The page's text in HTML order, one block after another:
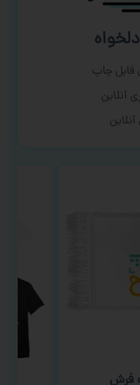
آنلاین
فرش